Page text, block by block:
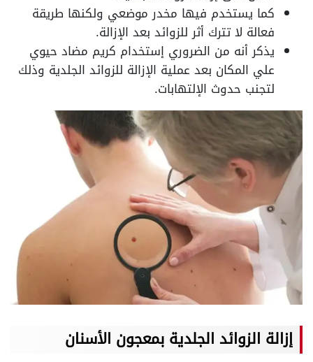
كما يستخدم فيها مخدر موضعي ولكنها طريقة
فعالة لا تترك أثر للزوائد بعد الإزالة.
يذكر أنه من الضروري إستخدام كريم مضاد حيوي
علي المكان بعد عملية الإزالة للزوائد الجلدية وذلك
لتجنب حدوث الإلتهابات.
إزالة الزوائد الجلدية بمعجون الأسنان